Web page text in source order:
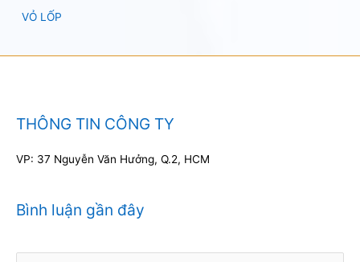
VỎ LỐP
THÔNG TIN CÔNG TY
VP: 37 Nguyễn Văn Hưởng, Q.2, HCM
Bình luận gần đây